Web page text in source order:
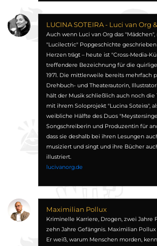
LUCINA SOTEIRA - Luci van Org
Auch wenn Luci van Org das
"Lucilectric" Popgeschichte
Herzen trägt – heute ist "Cross-Media-
treffendere Bezeichnung für die
1971. Die mittlerweile bereits mehrfach
Drehbuch- und Theaterautorin,
hält der Musik schließlich auch noch die
mit ihrem Soloprojekt "Lucina Soteira",
weibliche Hälfte des Duos
Songschreiberin und Produzentin für
dass sie deshalb bei ihren Lesungen
musiziert und singt und ihre Bücher
illustriert.
lucivanorg.de
Maximilian Pollux
Kriminelle Karriere, Drogen, zwei Jahre
zehn Jahre Gefängnis. Maximilian
Er weiß, warum Menschen morden,